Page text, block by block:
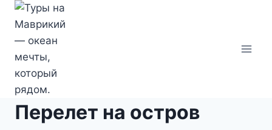
Перейти
содержимому
Перелет на остров